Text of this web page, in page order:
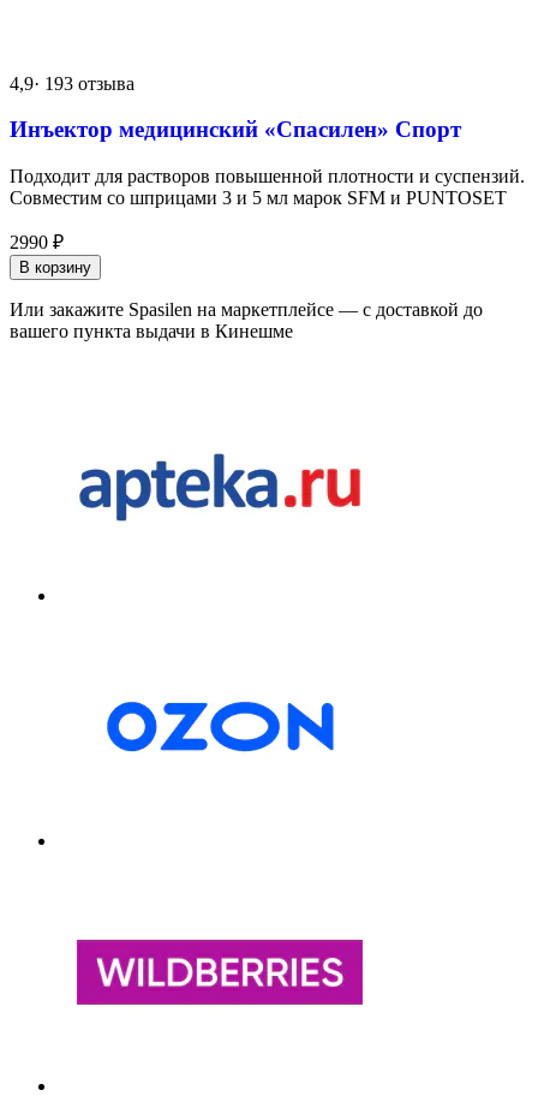
4,9· 193 отзыва
Инъектор медицинский «Спасилен» Спорт
Подходит для растворов повышенной плотности и суспензий.
Совместим со шприцами 3 и 5 мл марок SFM и PUNTOSET
2990 ₽
В корзину
Или закажите Spasilen на маркетплейсе — с доставкой до
вашего пункта выдачи в Кинешме